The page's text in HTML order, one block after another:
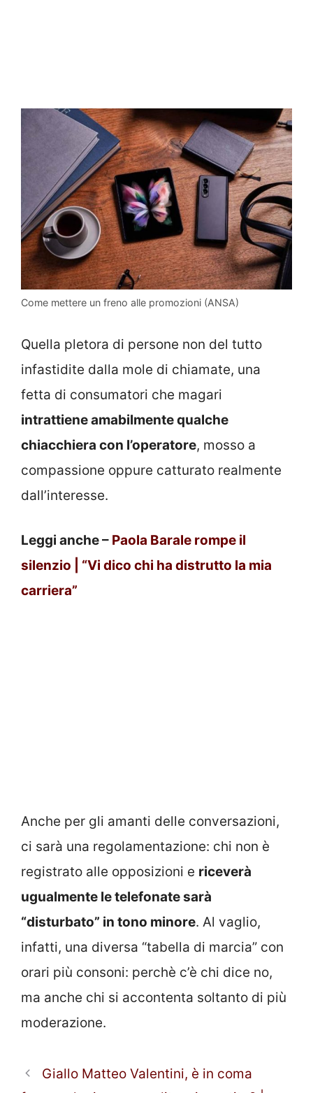
Come mettere un freno alle promozioni (ANSA)
Quella pletora di persone non del tutto
infastidite dalla mole di chiamate, una
fetta di consumatori che magari
intrattiene amabilmente qualche
chiacchiera con l’operatore, mosso a
compassione oppure catturato realmente
dall’interesse.
Leggi anche – Paola Barale rompe il
silenzio | “Vi dico chi ha distrutto la mia
carriera”
Anche per gli amanti delle conversazioni,
ci sarà una regolamentazione: chi non è
registrato alle opposizioni e riceverà
ugualmente le telefonate sarà
“disturbato” in tono minore. Al vaglio,
infatti, una diversa “tabella di marcia” con
orari più consoni: perchè c’è chi dice no,
ma anche chi si accontenta soltanto di più
moderazione.
Giallo Matteo Valentini, è in coma